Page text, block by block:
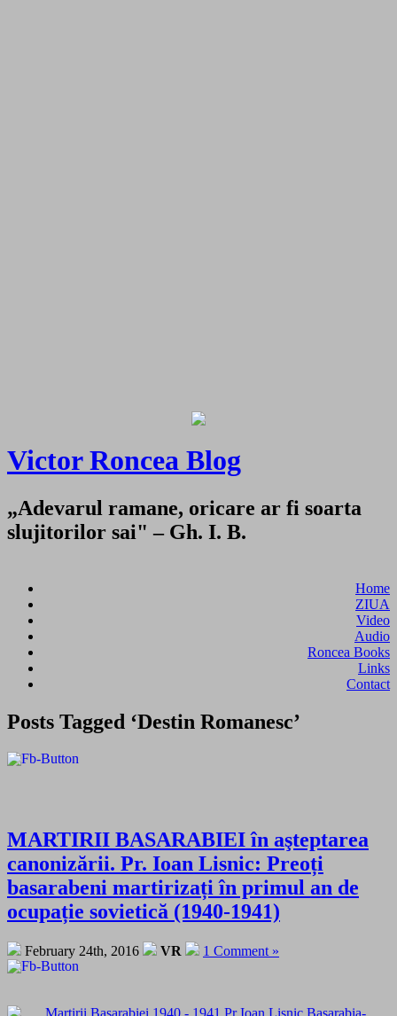
Victor Roncea Blog
„Adevarul ramane, oricare ar fi soarta
slujitorilor sai" – Gh. I. B.
Home
ZIUA
Video
Audio
Roncea Books
Links
Contact
Posts Tagged ‘Destin Romanesc’
MARTIRII BASARABIEI în aşteptarea
canonizării. Pr. Ioan Lisnic: Preoți
basarabeni martirizați în primul an de
ocupație sovietică (1940-1941)
February 24th, 2016 VR 1 Comment »